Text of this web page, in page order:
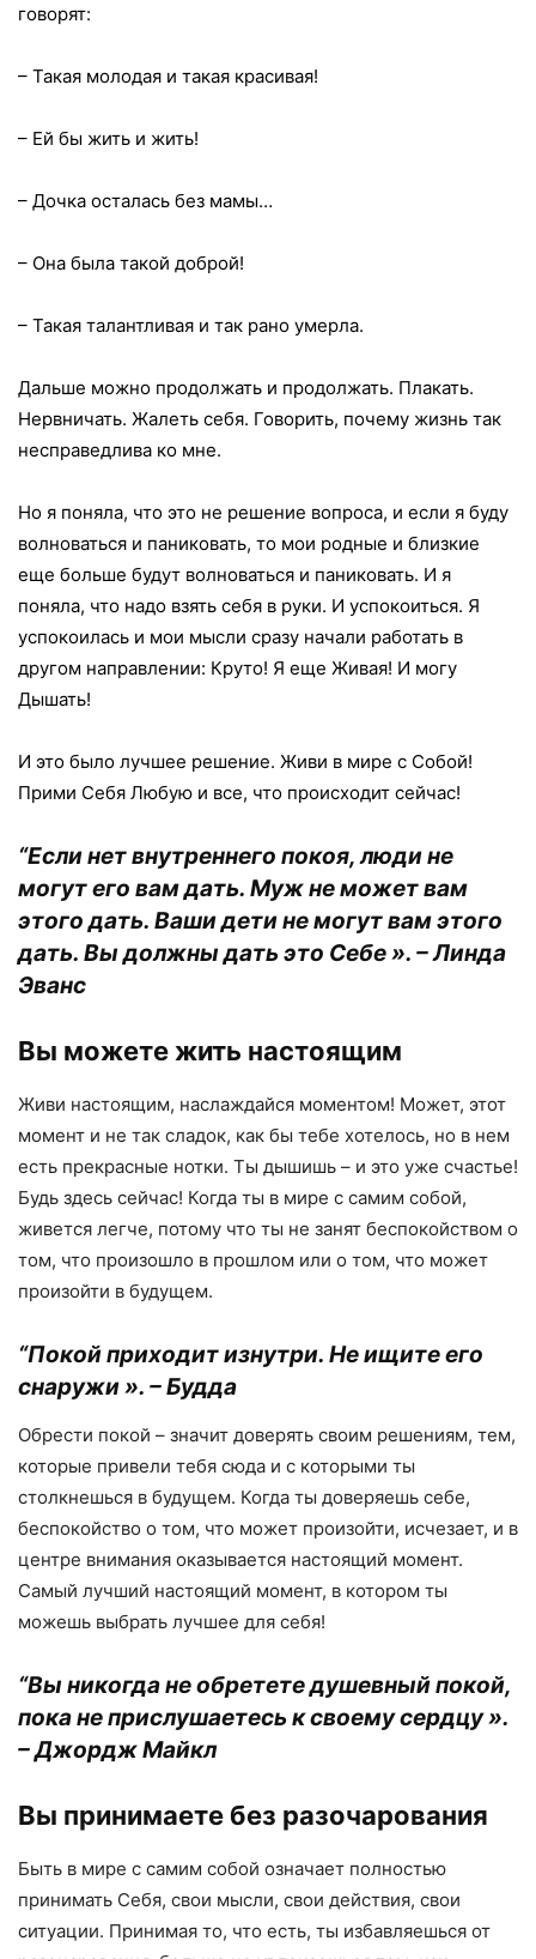
говорят:
– Такая молодая и такая красивая!
– Ей бы жить и жить!
– Дочка осталась без мамы…
– Она была такой доброй!
– Такая талантливая и так рано умерла.
Дальше можно продолжать и продолжать. Плакать.
Нервничать. Жалеть себя. Говорить, почему жизнь так
несправедлива ко мне.
Но я поняла, что это не решение вопроса, и если я буду
волноваться и паниковать, то мои родные и близкие
еще больше будут волноваться и паниковать. И я
поняла, что надо взять себя в руки. И успокоиться. Я
успокоилась и мои мысли сразу начали работать в
другом направлении: Круто! Я еще Живая! И могу
Дышать!
И это было лучшее решение. Живи в мире с Собой!
Прими Себя Любую и все, что происходит сейчас!
“Если нет внутреннего покоя, люди не
могут его вам дать. Муж не может вам
этого дать. Ваши дети не могут вам этого
дать. Вы должны дать это Себе ». – Линда
Эванс
Вы можете жить настоящим
Живи настоящим, наслаждайся моментом! Может, этот
момент и не так сладок, как бы тебе хотелось, но в нем
есть прекрасные нотки. Ты дышишь – и это уже счастье!
Будь здесь сейчас! Когда ты в мире с самим собой,
живется легче, потому что ты не занят беспокойством о
том, что произошло в прошлом или о том, что может
произойти в будущем.
“Покой приходит изнутри. Не ищите его
снаружи ». – Будда
Обрести покой – значит доверять своим решениям, тем,
которые привели тебя сюда и с которыми ты
столкнешься в будущем. Когда ты доверяешь себе,
беспокойство о том, что может произойти, исчезает, и в
центре внимания оказывается настоящий момент.
Самый лучший настоящий момент, в котором ты
можешь выбрать лучшее для себя!
“Вы никогда не обретете душевный покой,
пока не прислушаетесь к своему сердцу ».
– Джордж Майкл
Вы принимаете без разочарования
Быть в мире с самим собой означает полностью
принимать Себя, свои мысли, свои действия, свои
ситуации. Принимая то, что есть, ты избавляешься от